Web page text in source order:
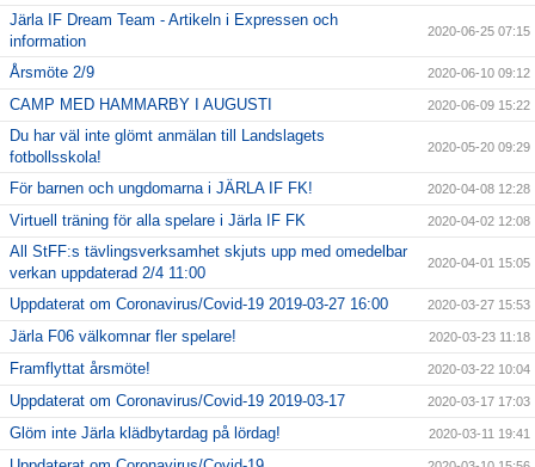
Järla IF Dream Team - Artikeln i Expressen och
information
2020-06-25 07:15
Årsmöte 2/9 2020-06-10 09:12
CAMP MED HAMMARBY I AUGUSTI 2020-06-09 15:22
Du har väl inte glömt anmälan till Landslagets
fotbollsskola!
2020-05-20 09:29
För barnen och ungdomarna i JÄRLA IF FK! 2020-04-08 12:28
Virtuell träning för alla spelare i Järla IF FK 2020-04-02 12:08
All StFF:s tävlingsverksamhet skjuts upp med omedelbar
verkan uppdaterad 2/4 11:00
2020-04-01 15:05
Uppdaterat om Coronavirus/Covid-19 2019-03-27 16:00 2020-03-27 15:53
Järla F06 välkomnar fler spelare! 2020-03-23 11:18
Framflyttat årsmöte! 2020-03-22 10:04
Uppdaterat om Coronavirus/Covid-19 2019-03-17 2020-03-17 17:03
Glöm inte Järla klädbytardag på lördag! 2020-03-11 19:41